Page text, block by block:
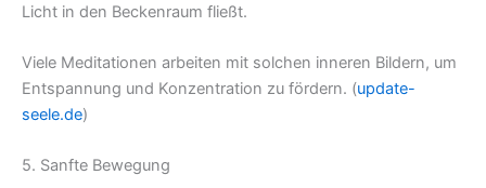
Licht in den Beckenraum fließt.
Viele Meditationen arbeiten mit solchen inneren Bildern, um
Entspannung und Konzentration zu fördern. (update-
seele.de)
5. Sanfte Bewegung